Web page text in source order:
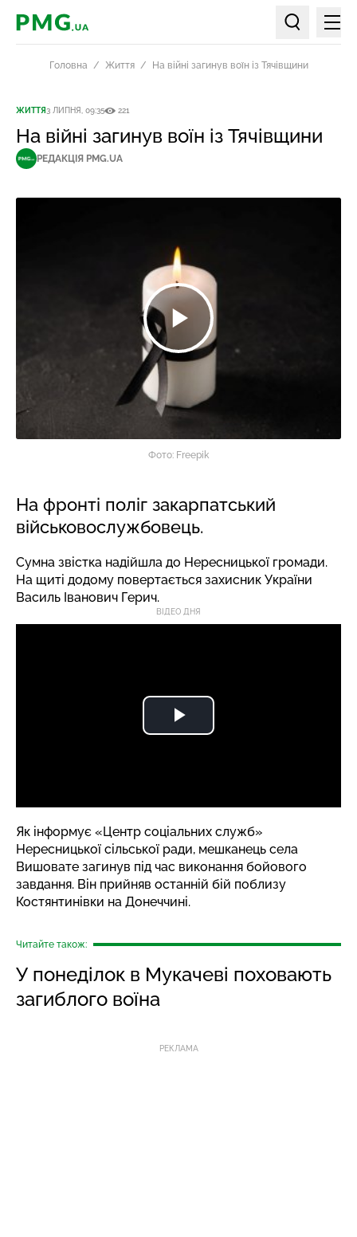
PMG.ua
Пошук по
Головна Життя На війні загинув воїн із Тячівщини
ЖИТТЯ3 ЛИПНЯ, 09:35 221
На війні загинув воїн із Тячівщини
РЕДАКЦІЯ PMG.UA
Фото: Freepik
На фронті поліг закарпатський
військовослужбовець.
Сумна звістка надійшла до Нересницької громади.
На щиті додому повертається захисник України
Василь Іванович Герич.
ВІДЕО ДНЯ
Як інформує «Центр соціальних служб»
Нересницької сільської ради, мешканець села
Вишовате загинув під час виконання бойового
завдання. Він прийняв останній бій поблизу
Костянтинівки на Донеччині.
Читайте також:
У понеділок в Мукачеві поховають
загиблого воїна
РЕКЛАМА